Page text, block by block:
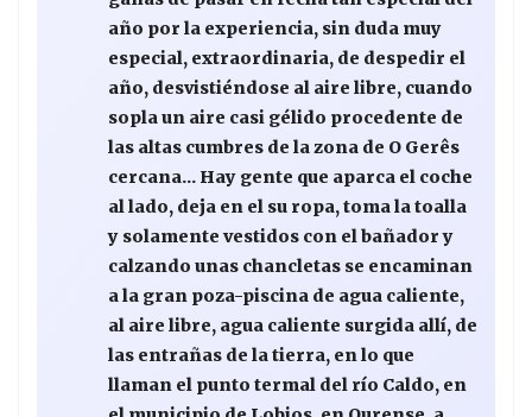
año por la experiencia, sin duda muy
especial, extraordinaria, de despedir el
año, desvistiéndose al aire libre, cuando
sopla un aire casi gélido procedente de
las altas cumbres de la zona de O Gerês
cercana... Hay gente que aparca el coche
al lado, deja en el su ropa, toma la toalla
y solamente vestidos con el bañador y
calzando unas chancletas se encaminan
a la gran poza-piscina de agua caliente,
al aire libre, agua caliente surgida allí, de
las entrañas de la tierra, en lo que
llaman el punto termal del río Caldo, en